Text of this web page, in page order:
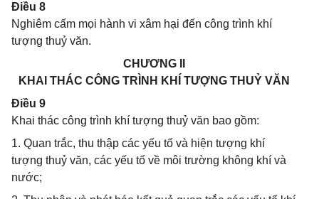
Điều 8
Nghiêm cấm mọi hành vi xâm hại đến công trình khí
tượng thuỷ văn.
CHƯƠNG II
KHAI THÁC CÔNG TRÌNH KHÍ TƯỢNG THUỶ VĂN
Điều 9
Khai thác công trình khí tượng thuỷ văn bao gồm:
1. Quan trắc, thu thập các yếu tố và hiện tượng khí
tượng thuỷ văn, các yếu tố về môi trường không khí và
nước;